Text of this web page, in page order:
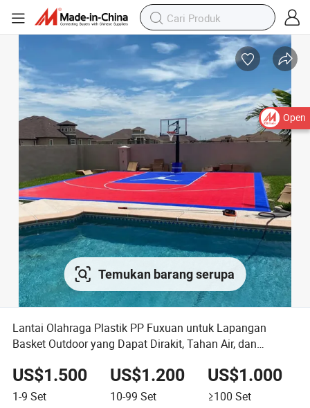
Open
Temukan barang serupa
Lantai Olahraga Plastik PP Fuxuan untuk Lapangan
Basket Outdoor yang Dapat Dirakit, Tahan Air, dan
US$1.500
1-9 Set
US$1.200
10-99 Set
US$1.000
≥100 Set